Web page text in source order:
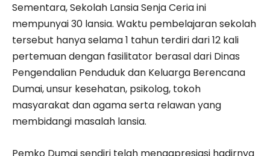
Sementara, Sekolah Lansia Senja Ceria ini
mempunyai 30 lansia. Waktu pembelajaran sekolah
tersebut hanya selama 1 tahun terdiri dari 12 kali
pertemuan dengan fasilitator berasal dari Dinas
Pengendalian Penduduk dan Keluarga Berencana
Dumai, unsur kesehatan, psikolog, tokoh
masyarakat dan agama serta relawan yang
membidangi masalah lansia.